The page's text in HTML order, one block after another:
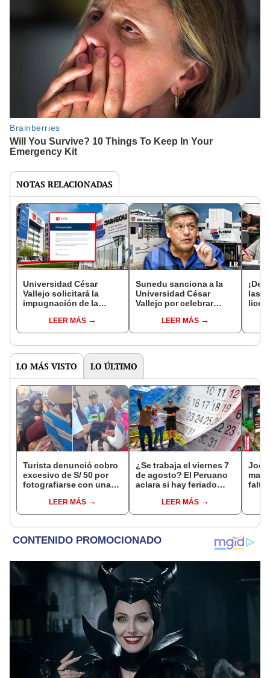
NOTAS RELACIONADAS
Universidad César
Vallejo solicitará la
impugnación de la
SuneduLEER MÁS
Sunedu sanciona a la
Universidad César
Vallejo por celebrar
AcuñaLEER MÁS
las
LO MÁS VISTO LO ÚLTIMO
Turista denunció cobro
excesivo de S/ 50 por
fotografiarse con una
Serenazgo recuperó el
dinero
LEER MÁS
¿Se trabaja el viernes 7
de agosto? El Peruano
aclara si hay feriado
del 6 de agosto
LEER MÁS
falta